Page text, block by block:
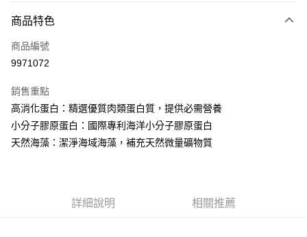
信用卡一次付款
LINE Pay
悠遊付
AFTEE先享後付
相關說明
１．簡單：不需註冊會員、不需綁卡、不需儲值。
商品特色
商品編號
9971072
銷售重點
高消化蛋白：精選優質肉類蛋白質，提供必需營養
小分子膠原蛋白：國際專利海洋小分子膠原蛋白
天然海藻：潔淨海域海藻，補充天然微量礦物質
詳細說明 相關推薦